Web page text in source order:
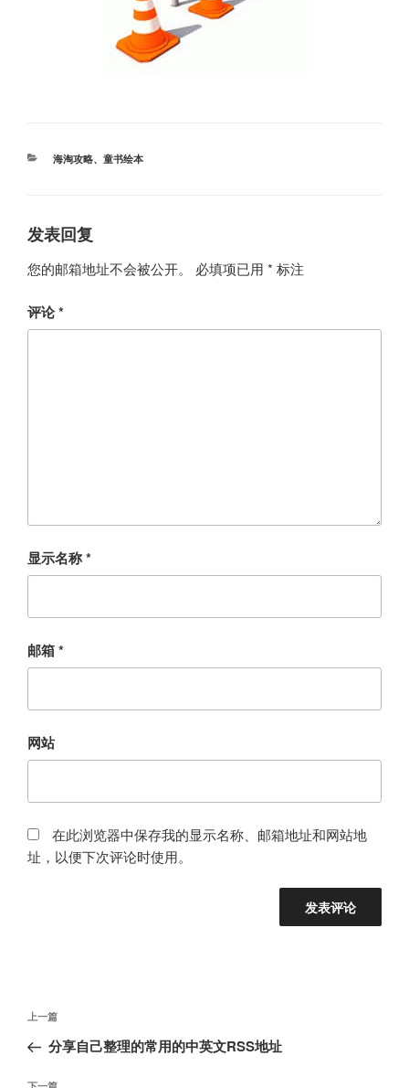
分
海淘攻略、 童书绘本
发表回复
您的邮箱地址不会被公开。 必填项已用 * 标注
评论*
显示名称*
邮箱*
网站
在此浏览器中保存我的显示名称、邮箱地址和网站地
址，以便下次评论时使用。
文
导
上
一
上一篇
分享自己整理的常用的中英文RSS地址